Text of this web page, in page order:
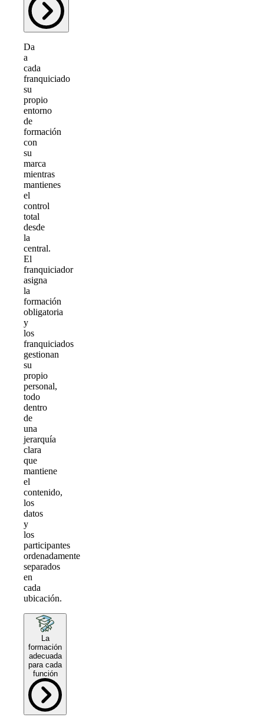
Da
a
cada
franquiciado
su
propio
entorno
de
formación
con
su
marca
mientras
mantienes
el
control
total
desde
la
central.
El
franquiciador
asigna
la
formación
obligatoria
y
los
franquiciados
gestionan
su
propio
personal,
todo
dentro
de
una
jerarquía
clara
que
mantiene
el
contenido,
los
datos
y
los
participantes
ordenadamente
separados
en
cada
ubicación.
La
formación
adecuada
para cada
función